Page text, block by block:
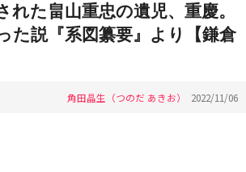
れた畠山重忠の遺児、重慶。
た説『系図纂要』より【鎌倉
角田晶生（つのだ あきお） 2022/11/06